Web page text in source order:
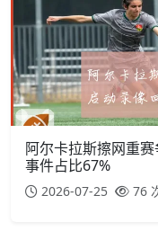
阿尔卡拉斯擦网重
事件占比67%
2026-07-25 76